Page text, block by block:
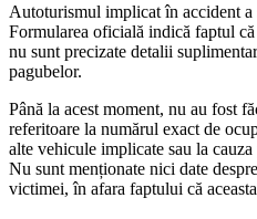
Autoturismul implicat în accident
Formularea oficială indică faptul
nu sunt precizate detalii
pagubelor.
Până la acest moment, nu au fost
referitoare la numărul exact de
alte vehicule implicate sau la
Nu sunt menționate nici date
victimei, în afara faptului că